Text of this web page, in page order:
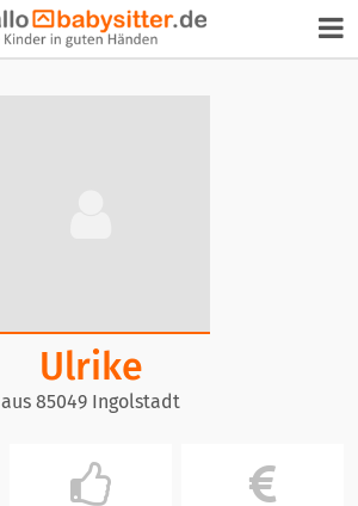
Ulrike
aus 85049 Ingolstadt